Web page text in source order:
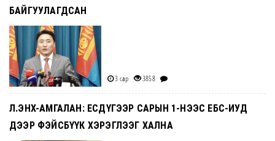
БАЙГУУЛАГДСАН
3 сар 3858
Л.ЭНХ-АМГАЛАН: ЕСДҮГЭЭР САРЫН 1-НЭЭС ЕБС-ИУД
ДЭЭР ФЭЙСБҮҮК ХЭРЭГЛЭЭГ ХАЛНА